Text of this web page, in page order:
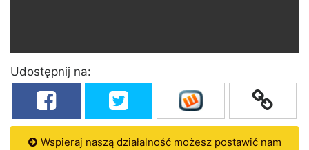
Udostępnij na:
Wspieraj naszą działalność możesz postawić nam